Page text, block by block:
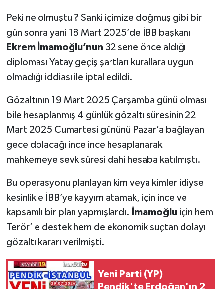
Peki ne olmuştu ? Sanki içimize doğmuş gibi bir
gün sonra yani 18 Mart 2025’de İBB başkanı
Ekrem İmamoğlu’nun 32 sene önce aldığı
diploması Yatay geçiş şartları kurallara uygun
olmadığı iddiası ile iptal edildi.
Gözaltının 19 Mart 2025 Çarşamba günü olması
bile hesaplanmış 4 günlük gözaltı süresinin 22
Mart 2025 Cumartesi gününü Pazar’a bağlayan
gece dolacağı ince ince hesaplanarak
mahkemeye sevk süresi dahi hesaba katılmıştı.
Bu operasyonu planlayan kim veya kimler idiyse
kesinlikle İBB’ye kayyım atamak, için ince ve
kapsamlı bir plan yapmışlardı. İmamoğlu için hem
Terör’ e destek hem de ekonomik suçtan dolayı
gözaltı kararı verilmişti.
Yeni Parti (YP)
Pendik'te Erdoğan'ın 2